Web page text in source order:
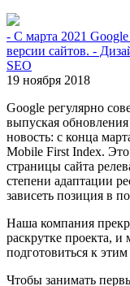
- С марта 2021
версии сайтов. -
SEO
19 ноября 2018
Google регулярно
выпуская
новость: с конца
Mobile First Index. Это
страницы сайта
степени адаптации
зависеть позиция в
Наша компания
раскрутке проекта,
подготовиться к
Чтобы занимать